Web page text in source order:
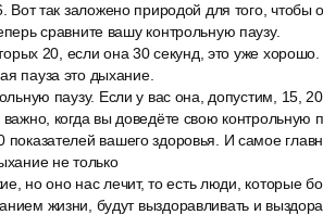
так заложено природой для того, чтобы
сравните вашу контрольную паузу.
20, если она 30 секунд, это уже хорошо.
пауза это дыхание.
паузу. Если у вас она, допустим, 15,
когда вы доведёте свою контрольную
вашего здоровья. И самое
не только
но оно нас лечит, то есть люди, которые
жизни, будут выздоравливать и